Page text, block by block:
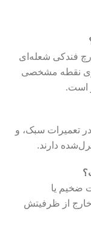
فندکی شعله‌ای
روی نقطه مشخصی
است.
تعمیرات سبک، و
دارند.
ضخیم یا
از ظرفیتش